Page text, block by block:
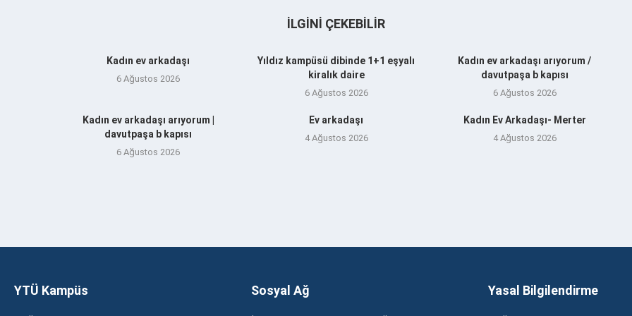
İLGINI ÇEKEBILIR
Kadın ev arkadaşı
6 Ağustos 2026
Yıldız kampüsü dibinde 1+1 eşyalı
kiralık daire
6 Ağustos 2026
Kadın ev arkadaşı arıyorum /
davutpaşa b kapısı
6 Ağustos 2026
Kadın ev arkadaşı arıyorum |
davutpaşa b kapısı
6 Ağustos 2026
Ev arkadaşı
4 Ağustos 2026
Kadın Ev Arkadaşı- Merter
4 Ağustos 2026
YTÜ Kampüs Sosyal Ağ Yasal Bilgilendirme